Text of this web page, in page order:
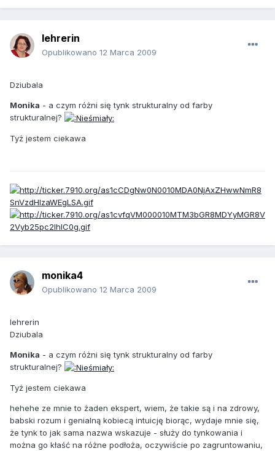
lehrerin
Opublikowano 12 Marca 2009
Dziubala
Monika - a czym różni się tynk strukturalny od farby
strukturalnej?
Tyż jestem ciekawa
monika4
Opublikowano 12 Marca 2009
lehrerin
Dziubala
Monika - a czym różni się tynk strukturalny od farby
strukturalnej?
Tyż jestem ciekawa
hehehe ze mnie to żaden ekspert, wiem, że takie są i na zdrowy,
babski rozum i genialną kobiecą intuicję biorąc, wydaje mnie się,
że tynk to jak sama nazwa wskazuje - służy do tynkowania i
można go kłaść na różne podłoża, oczywiście po zagruntowaniu,